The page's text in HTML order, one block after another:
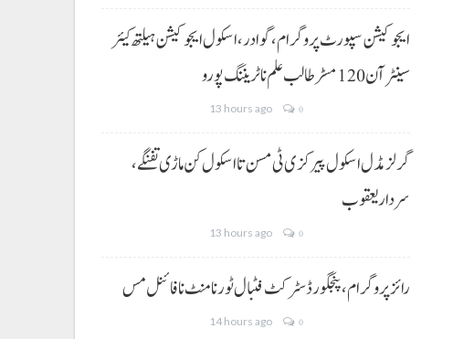
ایجوکیشن سپورٹ پروگرام،گوادر، اسکول ایجوکیشن ہیلتھ کیئر
سینٹر آن 120 مسڑ طالب علم نا ٹریننگ پورو
13 hours ago 0
گرلز مڈل اسکول پیرکزی ٹی مسن تا اسکول کن ماڑی تفنگے،
سردار یعقوب
13 hours ago 0
رائز پروگرام، پنجگور ڈسٹرکٹ فٹبال ٹورنامنٹ نا فائنل مس
14 hours ago 0